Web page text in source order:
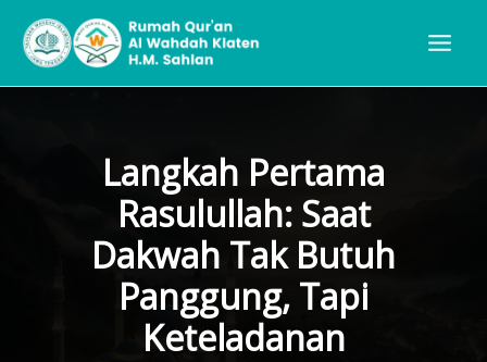
content
Langkah Pertama
Rasulullah: Saat
Dakwah Tak Butuh
Panggung, Tapi
Keteladanan